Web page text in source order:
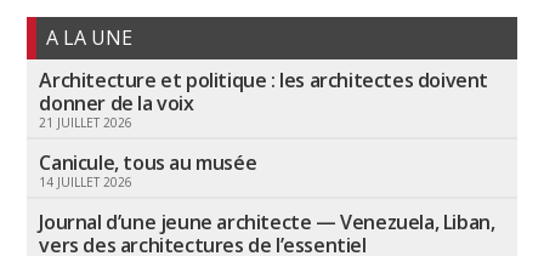
A LA UNE
Architecture et politique : les architectes doivent
donner de la voix
21 JUILLET 2026
Canicule, tous au musée
14 JUILLET 2026
Journal d’une jeune architecte — Venezuela, Liban,
vers des architectures de l’essentiel